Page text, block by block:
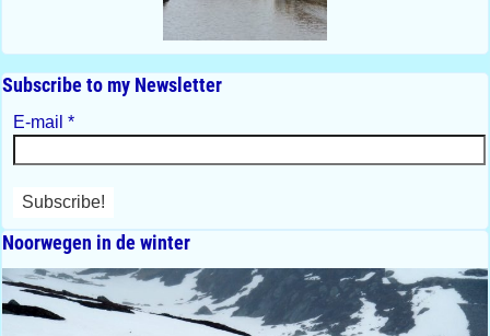
Subscribe to my Newsletter
E-mail *
Noorwegen in de winter